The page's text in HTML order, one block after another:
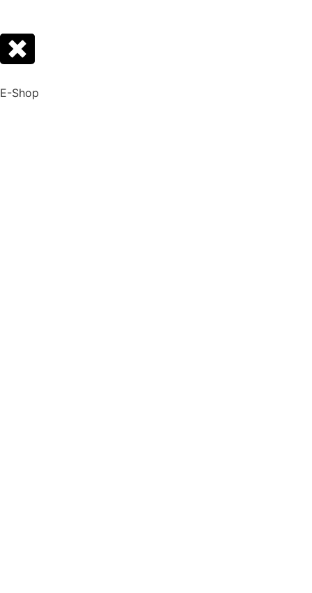
E-Shop